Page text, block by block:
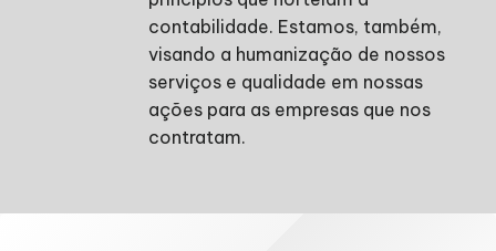
contabilidade. Estamos, também,
visando a humanização de nossos
serviços e qualidade em nossas
ações para as empresas que nos
contratam.